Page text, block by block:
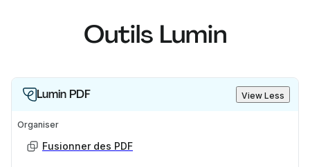
Outils Lumin
Lumin PDF View Less
Organiser
Fusionner des PDF